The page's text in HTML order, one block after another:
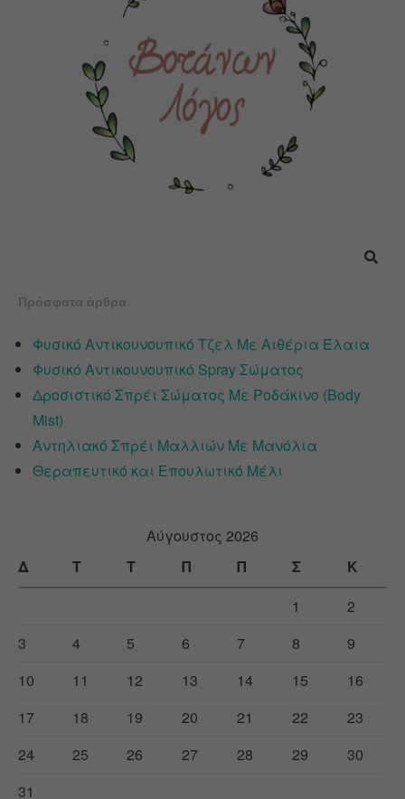
Πρόσφατα άρθρα
Φυσικό Αντικουνουπικό Τζελ Με Αιθέρια Έλαια
Φυσικό Αντικουνουπικό Spray Σώματος
Δροσιστικό Σπρέι Σώματος Με Ροδάκινο (Body
Mist)
Αντηλιακό Σπρέι Μαλλιών Με Μανόλια
Θεραπευτικό και Επουλωτικό Μέλι
Αύγουστος 2026
Δ
Τ Τ Π Π Σ
Κ
1
2
3
4 5 6 7 8
9
10
11 12 13 14 15
16
17
18 19 20 21 22
23
24
25 26 27 28 29
30
31